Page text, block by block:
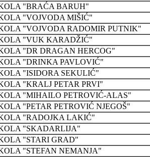
"BRAĆA BARUH"
"VOJVODA MIŠIĆ"
"VOJVODA RADOMIR PUTNIK"
"VUK KARADŽIĆ"
"DR DRAGAN HERCOG"
"DRINKA PAVLOVIĆ"
"ISIDORA SEKULIĆ"
"KRALJ PETAR PRVI"
"MIHAILO PETROVIĆ-ALAS"
"PETAR PETROVIĆ NJEGOŠ"
"RADOJKA LAKIĆ"
"SKADARLIJA"
"STARI GRAD"
"STEFAN NEMANJA"